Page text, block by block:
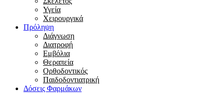
Υγεία
Χειρουργικά
Πρόληψη
Διάγνωση
Διατροφή
Εμβόλια
Θεραπεία
Ορθοδοντικός
Παιδοδοντιατρική
Δόσεις Φαρμάκων